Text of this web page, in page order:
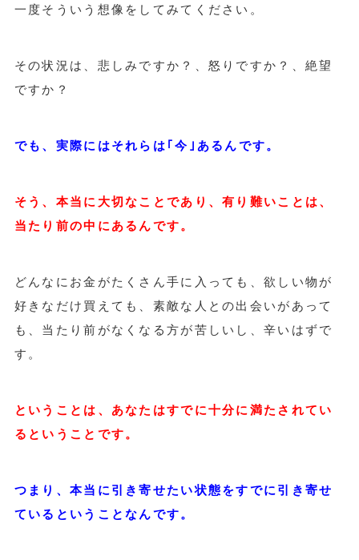
一度そういう想像をしてみてください。
その状況は、悲しみですか？、怒りですか？、絶望
ですか？
でも、実際にはそれらは｢今｣あるんです。
そう、本当に大切なことであり、有り難いことは、
当たり前の中にあるんです。
どんなにお金がたくさん手に入っても、欲しい物が
好きなだけ買えても、素敵な人との出会いがあって
も、当たり前がなくなる方が苦しいし、辛いはずで
す。
ということは、あなたはすでに十分に満たされてい
るということです。
つまり、本当に引き寄せたい状態をすでに引き寄せ
ているということなんです。